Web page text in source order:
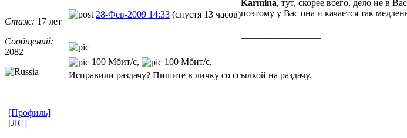
Стаж: 17 лет
Сообщений:
2082
28-Фев-2009 14:33 (спустя 13 часов)
Karmina, тут, скорее всего, дело не в
поэтому у Вас она и качается так
100 Мбит/с,
100 Мбит/с.
Исправили раздачу? Пишите в личку со ссылкой на раздачу.
[Профиль]
[ЛС]